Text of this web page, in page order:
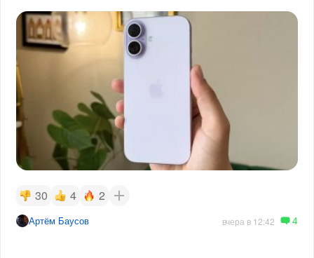
30 4 2
Артём Баусов вчера в 12:42 4